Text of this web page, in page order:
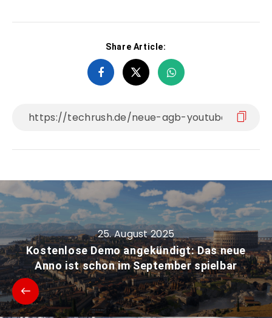
Share Article:
25. August 2025
Kostenlose Demo angekündigt: Das neue
Anno ist schon im September spielbar